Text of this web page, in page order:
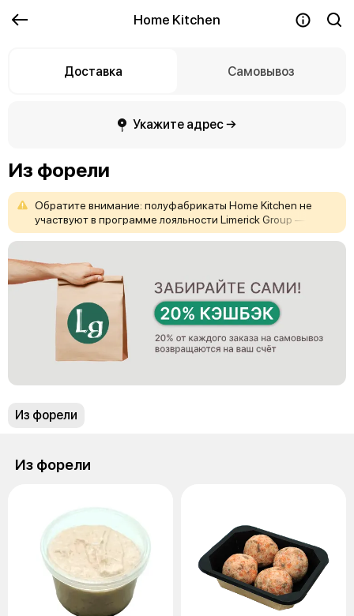
Home Kitchen
Доставка Самовывоз
Укажите адрес →
Из форели
Обратите внимание: полуфабрикаты Home Kitchen не
участвуютв программе лояльности LimerickGroup —
бонусыискидкинанихнедействуют.
Из форели
Из форели